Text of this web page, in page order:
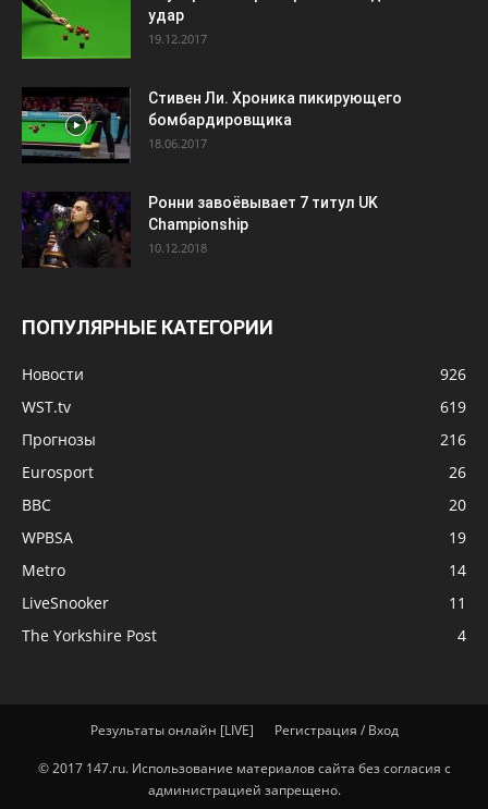
удар
19.12.2017
Стивен Ли. Хроника пикирующего
бомбардировщика
18.06.2017
Ронни завоёвывает 7 титул UK
Championship
10.12.2018
ПОПУЛЯРНЫЕ КАТЕГОРИИ
Новости
926
WST.tv
619
Прогнозы
216
Eurosport
26
BBC
20
WPBSA
19
Metro
14
LiveSnooker
11
The Yorkshire Post
4
Результаты онлайн [LIVE] Регистрация / Вход
© 2017 147.ru. Использование материалов сайта без согласия с
администрацией запрещено.